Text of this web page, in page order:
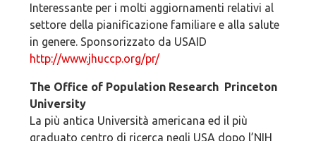
Interessante per i molti aggiornamenti relativi al
settore della pianificazione familiare e alla salute
in genere. Sponsorizzato da USAID
http://www.jhuccp.org/pr/
The Office of Population Research ­ Princeton
University
La più antica Università americana ed il più
graduato centro di ricerca negli USA dopo l’NIH